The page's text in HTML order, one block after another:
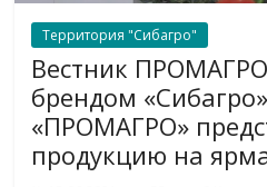
Территория "Сибагро"
Вестник
брендом
«ПРОМАГРО»
продукцию на